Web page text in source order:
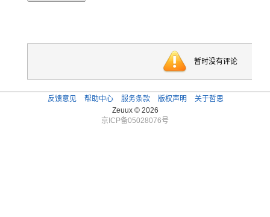
暂时没有评论
反馈意见 帮助中心 服务条款 版权声明
关于哲思
Zeuux © 2026
京ICP备05028076号